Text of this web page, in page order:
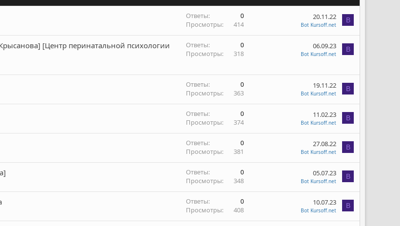
Ответы
0
Просмотры
414
20.11.22
Bot Kursoff.net
B
[Центр перинатальной психологии
Ответы
0
Просмотры
318
06.09.23
Bot Kursoff.net
B
Ответы
0
Просмотры
363
19.11.22
Bot Kursoff.net
B
Ответы
0
Просмотры
374
11.02.23
Bot Kursoff.net
B
Ответы
0
Просмотры
381
27.08.22
Bot Kursoff.net
B
Ответы
0
Просмотры
348
05.07.23
Bot Kursoff.net
B
Ответы
0
Просмотры
408
10.07.23
Bot Kursoff.net
B